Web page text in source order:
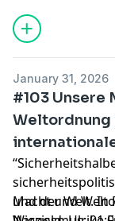
January 31, 2026
#103 Unsere
Weltordnung
und der Welt. In
Macht und